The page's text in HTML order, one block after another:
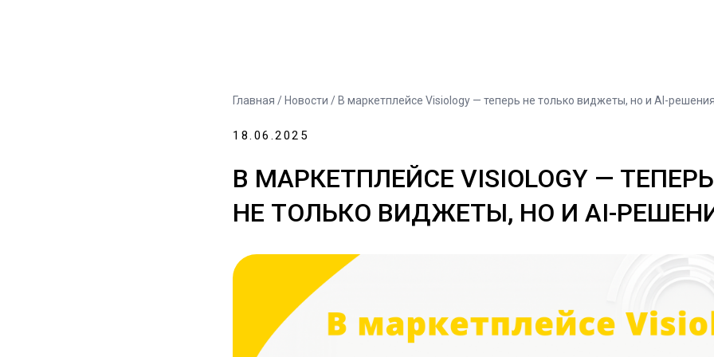
Главная / Новости / В маркетплейсе Visiology — теперь не только виджеты, но и AI-
18.06.2025
В МАРКЕТПЛЕЙСЕ VISIOLOGY — ТЕПЕРЬ
НЕ ТОЛЬКО ВИДЖЕТЫ, НО И AI-